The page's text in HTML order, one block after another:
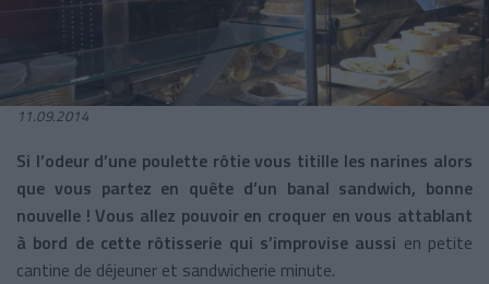
11.09.2014
Si l’odeur d’une poulette rôtie vous titille les narines alors
que vous partez en quête d’un banal sandwich, bonne
nouvelle ! Vous allez pouvoir en croquer en vous attablant
à bord de cette rôtisserie qui s’improvise aussi en petite
cantine de déjeuner et sandwicherie minute.